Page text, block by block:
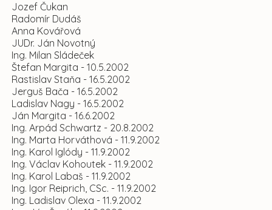
Jozef Čukan
Radomír Dudáš
Anna Kovářová
JUDr. Ján Novotný
Ing. Milan Sládeček
Štefan Margita - 10.5.2002
Rastislav Staňa - 16.5.2002
Jerguš Bača - 16.5.2002
Ladislav Nagy - 16.5.2002
Ján Margita - 16.6.2002
Ing. Arpád Schwartz - 20.8.2002
Ing. Marta Horváthová - 11.9.2002
Ing. Karol Iglódy - 11.9.2002
Ing. Václav Kohoutek - 11.9.2002
Ing. Karol Labaš - 11.9.2002
Ing. Igor Reiprich, CSc. - 11.9.2002
Ing. Ladislav Olexa - 11.9.2002